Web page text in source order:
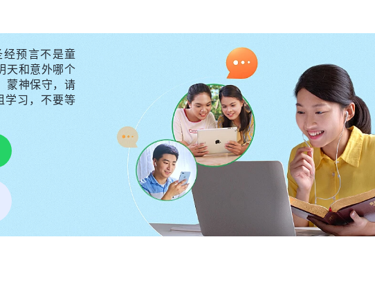
，还因此拒绝了外出尽本分的机会。现在我明白了，为理想努力、
是撒但利用名利来控制我的思想，让我不断地追求名利，为了得到
中我心离神越来越远，甚至不吃喝神的话、不祷告，这是对自己的
白了这些，我放下了去大城市发展的想法，把更多的时间用在聚
我大吵了一架，不再给我生活费了。于是，我在网上找了一个在商
尽本分一边维持生活。但看到朋友圈里那些昔日成绩不如我的同学
平衡，以往他们各方面能力都不如我，但是他们现在的工作都比我
：“供你上这么多年大学就去卖货呀！”这句话像一根刺一样扎在了
如果同学们都知道我现在去卖货肯定也会笑话我。”我就在心里向
预言不是童
天和意外哪个
蒙神保守，请
学习，不要等